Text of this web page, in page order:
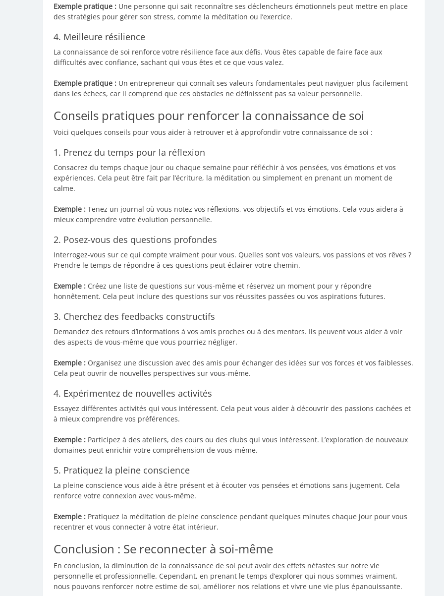
Exemple pratique : Une personne qui sait reconnaître ses déclencheurs émotionnels peut mettre en place
des stratégies pour gérer son stress, comme la méditation ou l’exercice.
4. Meilleure résilience
La connaissance de soi renforce votre résilience face aux défis. Vous êtes capable de faire face aux
difficultés avec confiance, sachant qui vous êtes et ce que vous valez.
Exemple pratique : Un entrepreneur qui connaît ses valeurs fondamentales peut naviguer plus facilement
dans les échecs, car il comprend que ces obstacles ne définissent pas sa valeur personnelle.
Conseils pratiques pour renforcer la connaissance de soi
Voici quelques conseils pour vous aider à retrouver et à approfondir votre connaissance de soi :
1. Prenez du temps pour la réflexion
Consacrez du temps chaque jour ou chaque semaine pour réfléchir à vos pensées, vos émotions et vos
expériences. Cela peut être fait par l’écriture, la méditation ou simplement en prenant un moment de
calme.
Exemple : Tenez un journal où vous notez vos réflexions, vos objectifs et vos émotions. Cela vous aidera à
mieux comprendre votre évolution personnelle.
2. Posez-vous des questions profondes
Interrogez-vous sur ce qui compte vraiment pour vous. Quelles sont vos valeurs, vos passions et vos rêves ?
Prendre le temps de répondre à ces questions peut éclairer votre chemin.
Exemple : Créez une liste de questions sur vous-même et réservez un moment pour y répondre
honnêtement. Cela peut inclure des questions sur vos réussites passées ou vos aspirations futures.
3. Cherchez des feedbacks constructifs
Demandez des retours d’informations à vos amis proches ou à des mentors. Ils peuvent vous aider à voir
des aspects de vous-même que vous pourriez négliger.
Exemple : Organisez une discussion avec des amis pour échanger des idées sur vos forces et vos faiblesses.
Cela peut ouvrir de nouvelles perspectives sur vous-même.
4. Expérimentez de nouvelles activités
Essayez différentes activités qui vous intéressent. Cela peut vous aider à découvrir des passions cachées et
à mieux comprendre vos préférences.
Exemple : Participez à des ateliers, des cours ou des clubs qui vous intéressent. L’exploration de nouveaux
domaines peut enrichir votre compréhension de vous-même.
5. Pratiquez la pleine conscience
La pleine conscience vous aide à être présent et à écouter vos pensées et émotions sans jugement. Cela
renforce votre connexion avec vous-même.
Exemple : Pratiquez la méditation de pleine conscience pendant quelques minutes chaque jour pour vous
recentrer et vous connecter à votre état intérieur.
Conclusion : Se reconnecter à soi-même
En conclusion, la diminution de la connaissance de soi peut avoir des effets néfastes sur notre vie
personnelle et professionnelle. Cependant, en prenant le temps d’explorer qui nous sommes vraiment,
nous pouvons renforcer notre estime de soi, améliorer nos relations et vivre une vie plus épanouissante.